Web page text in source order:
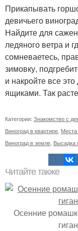
Прикапывать
девичьего
Найдите для
ледяного ветра и
сомневаетесь,
зимовку,
и накройте все
ящиками. Так
Категории: Знакомство с
Виноград в квартире Места
Виноград в земле Высадка
Читайте также
Осенние